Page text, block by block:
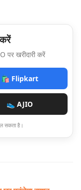
खरीदारी करें
🛍️ Flipkart
👟 AJIO
सकता है।